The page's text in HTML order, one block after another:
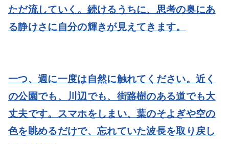
ただ流していく。続けるうちに、思考の奥にあ
る静けさに自分の輝きが見えてきます。
一つ、週に一度は自然に触れてください。近く
の公園でも、川辺でも、街路樹のある道でも大
丈夫です。スマホをしまい、葉のそよぎや空の
色を眺めるだけで、忘れていた波長を取り戻し